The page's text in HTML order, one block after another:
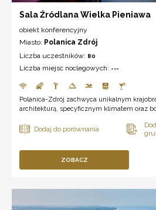
Sala Źródlana Wielka Pieniawa
obiekt konferencyjny
Miasto: Polanica Zdrój
Liczba uczestników: 80
Liczba miejsc noclegowych: ---
Polanica-Zdrój zachwyca unikalnym
architekturą, specyficznym klimatem oraz
ZOBACZ